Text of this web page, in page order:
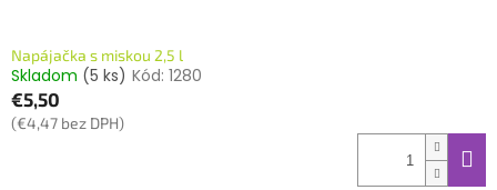
Napájačka s miskou 2,5 l
Skladom (5 ks) Kód: 1280
€5,50
(€4,47 bez DPH)